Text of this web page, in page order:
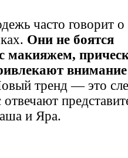
часто говорит
Они не боятся
макияжем,
тренд — это
и Яра.